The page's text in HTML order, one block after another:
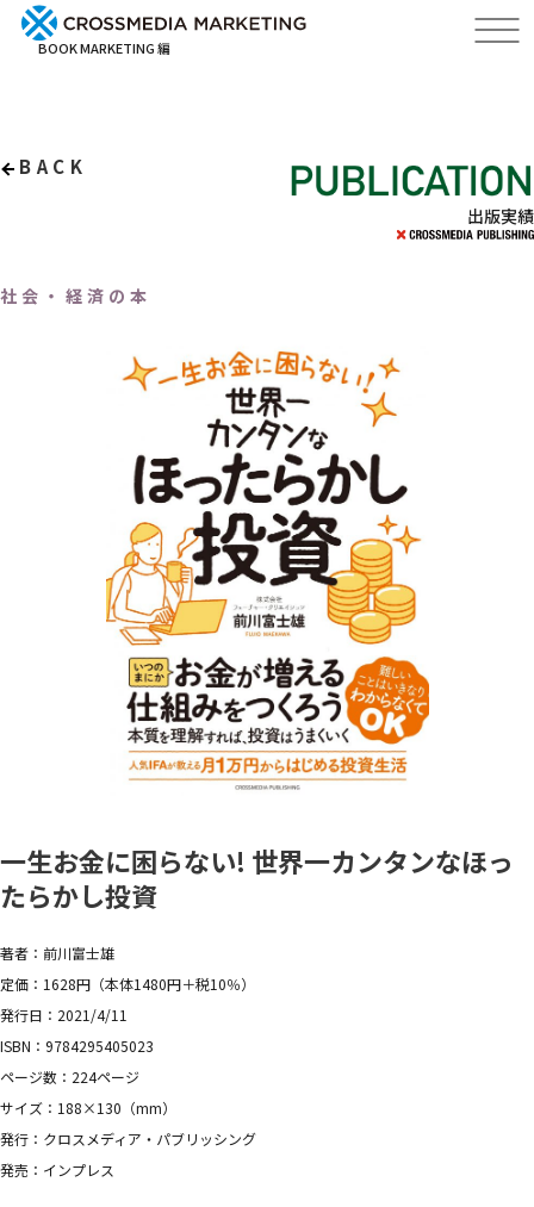
BOOK MARKETING 編
BACK
出版実績
社会・経済の本
一生お金に困らない! 世界一カンタンなほっ
たらかし投資
著者：前川富士雄
定価：1628円（本体1480円＋税10％）
発行日：2021/4/11
ISBN：9784295405023
ページ数：224ページ
サイズ：188×130（mm）
発行：クロスメディア・パブリッシング
発売：インプレス